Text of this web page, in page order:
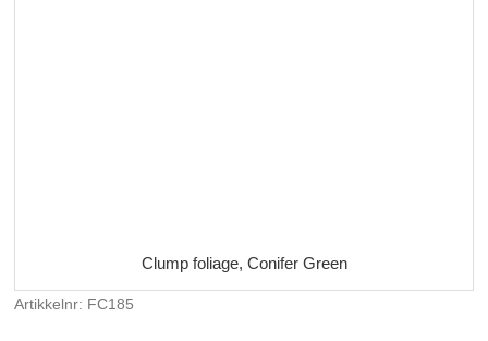
Clump foliage, Conifer Green
Artikkelnr: FC185